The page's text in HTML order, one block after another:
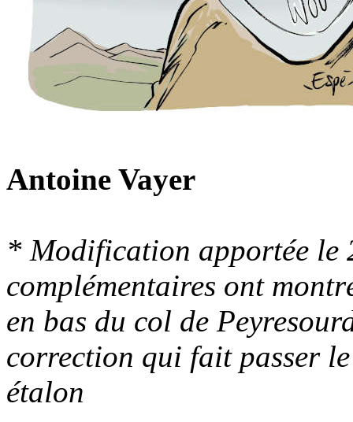
Antoine Vayer
* Modification apportée le
complémentaires ont
en bas du col de
correction qui fait passer
étalon